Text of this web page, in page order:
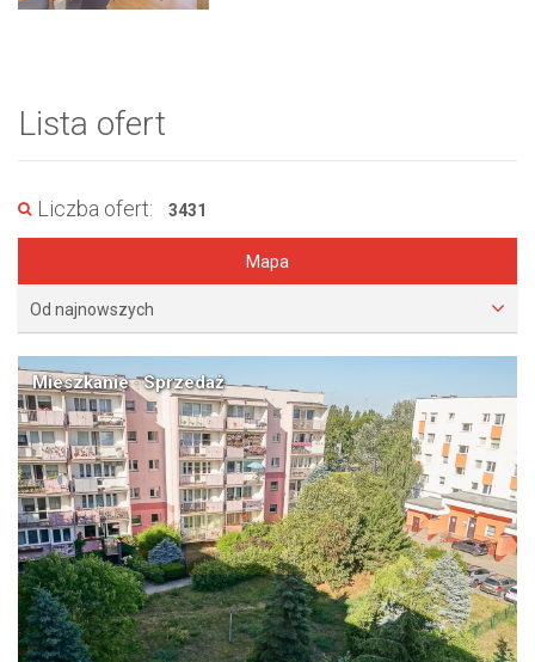
Lista ofert
Liczba ofert: 3431
Mapa
Od najnowszych
Mieszkanie · Sprzedaż